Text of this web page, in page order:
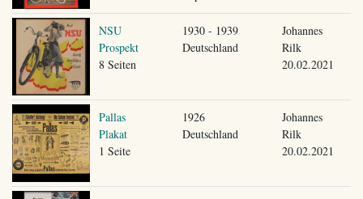
NSU
Prospekt
8 Seiten
1930 - 1939
Deutschland
Johannes
Rilk
20.02.2021
Pallas
Plakat
1 Seite
1926
Deutschland
Johannes
Rilk
20.02.2021